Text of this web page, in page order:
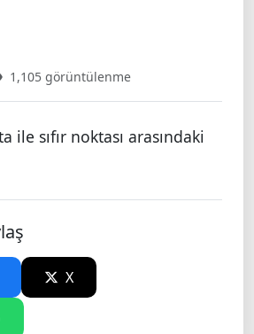
1,105 görüntülenme
ile sıfır noktası arasındaki
X